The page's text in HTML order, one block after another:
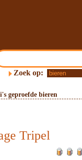
Zoek op:
geproefde bieren
Tripel